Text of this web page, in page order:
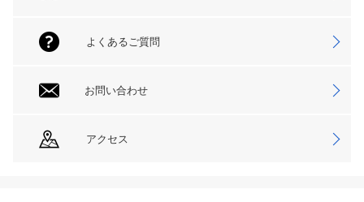
よくあるご質問
お問い合わせ
アクセス